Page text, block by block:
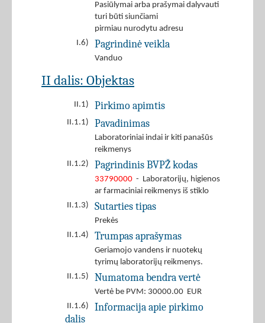
Pasiūlymai arba prašymai dalyvauti
turi būti siunčiami
pirmiau nurodytu adresu
I.6)
Pagrindinė veikla
Vanduo
II dalis: Objektas
II.1) Pirkimo apimtis
II.1.1) Pavadinimas
Laboratoriniai indai ir kiti panašūs
reikmenys
II.1.2)
Pagrindinis BVPŽ kodas
33790000 - Laboratorijų, higienos
ar farmaciniai reikmenys iš stiklo
II.1.3)
Sutarties tipas
Prekės
II.1.4)
Trumpas aprašymas
Geriamojo vandens ir nuotekų
tyrimų laboratorijų reikmenys.
II.1.5)
Numatoma bendra vertė
Vertė be PVM: 30000.00 EUR
II.1.6)
Informacija apie pirkimo
dalis